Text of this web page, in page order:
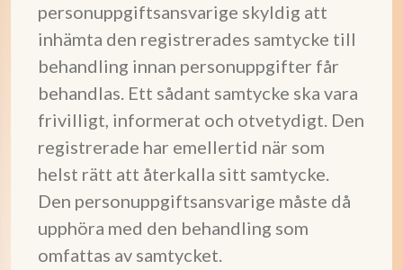
personuppgiftsansvarige skyldig att
inhämta den registrerades samtycke till
behandling innan personuppgifter får
behandlas. Ett sådant samtycke ska vara
frivilligt, informerat och otvetydigt. Den
registrerade har emellertid när som
helst rätt att återkalla sitt samtycke.
Den personuppgiftsansvarige måste då
upphöra med den behandling som
omfattas av samtycket.